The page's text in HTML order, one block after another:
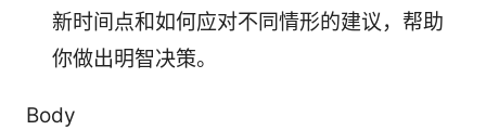
新时间点和如何应对不同情形的建议，帮助
你做出明智决策。
Body